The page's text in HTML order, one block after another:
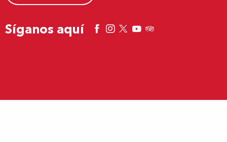
Síganos aquí